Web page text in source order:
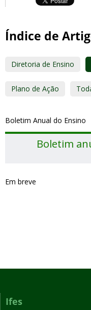
Índice de
Diretoria de Ensino
Plano de Ação
Boletim Anual do Ensino
Boletim
Em breve
Ifes